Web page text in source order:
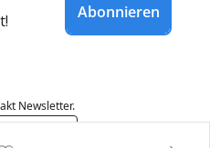
Abonnieren
Newsletter.